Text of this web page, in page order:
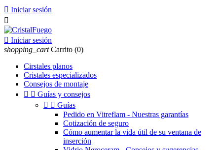
 Iniciar sesión

 Iniciar sesión
shopping_cart Carrito (0)
Cirstales planos
Cristales especializados
Consejos de montaje
  Guías y consejos
  Guías
Pedido en Vitreflam - Nuestras garantías
Cotización de seguro
Cómo aumentar la vida útil de su ventana de
inserción